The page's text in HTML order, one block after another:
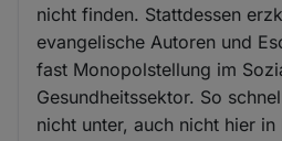
nicht finden. Stattdessen
evangelische Autoren und
fast Monopolstellung im
Gesundheitssektor. So
nicht unter, auch nicht hier